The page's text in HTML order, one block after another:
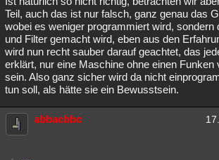
Teil, auch das ist nur falsch, ganz genau das
wobei es weniger programmiert wird, sondern
und Filter gemacht wird, eben aus den
wird nun recht sauber darauf geachtet, das
erklärt, nur eine Maschine ohne einen
sein. Also ganz sicher wird da nicht
tun soll, als hätte sie ein Bewusstsein.
abbacbbc